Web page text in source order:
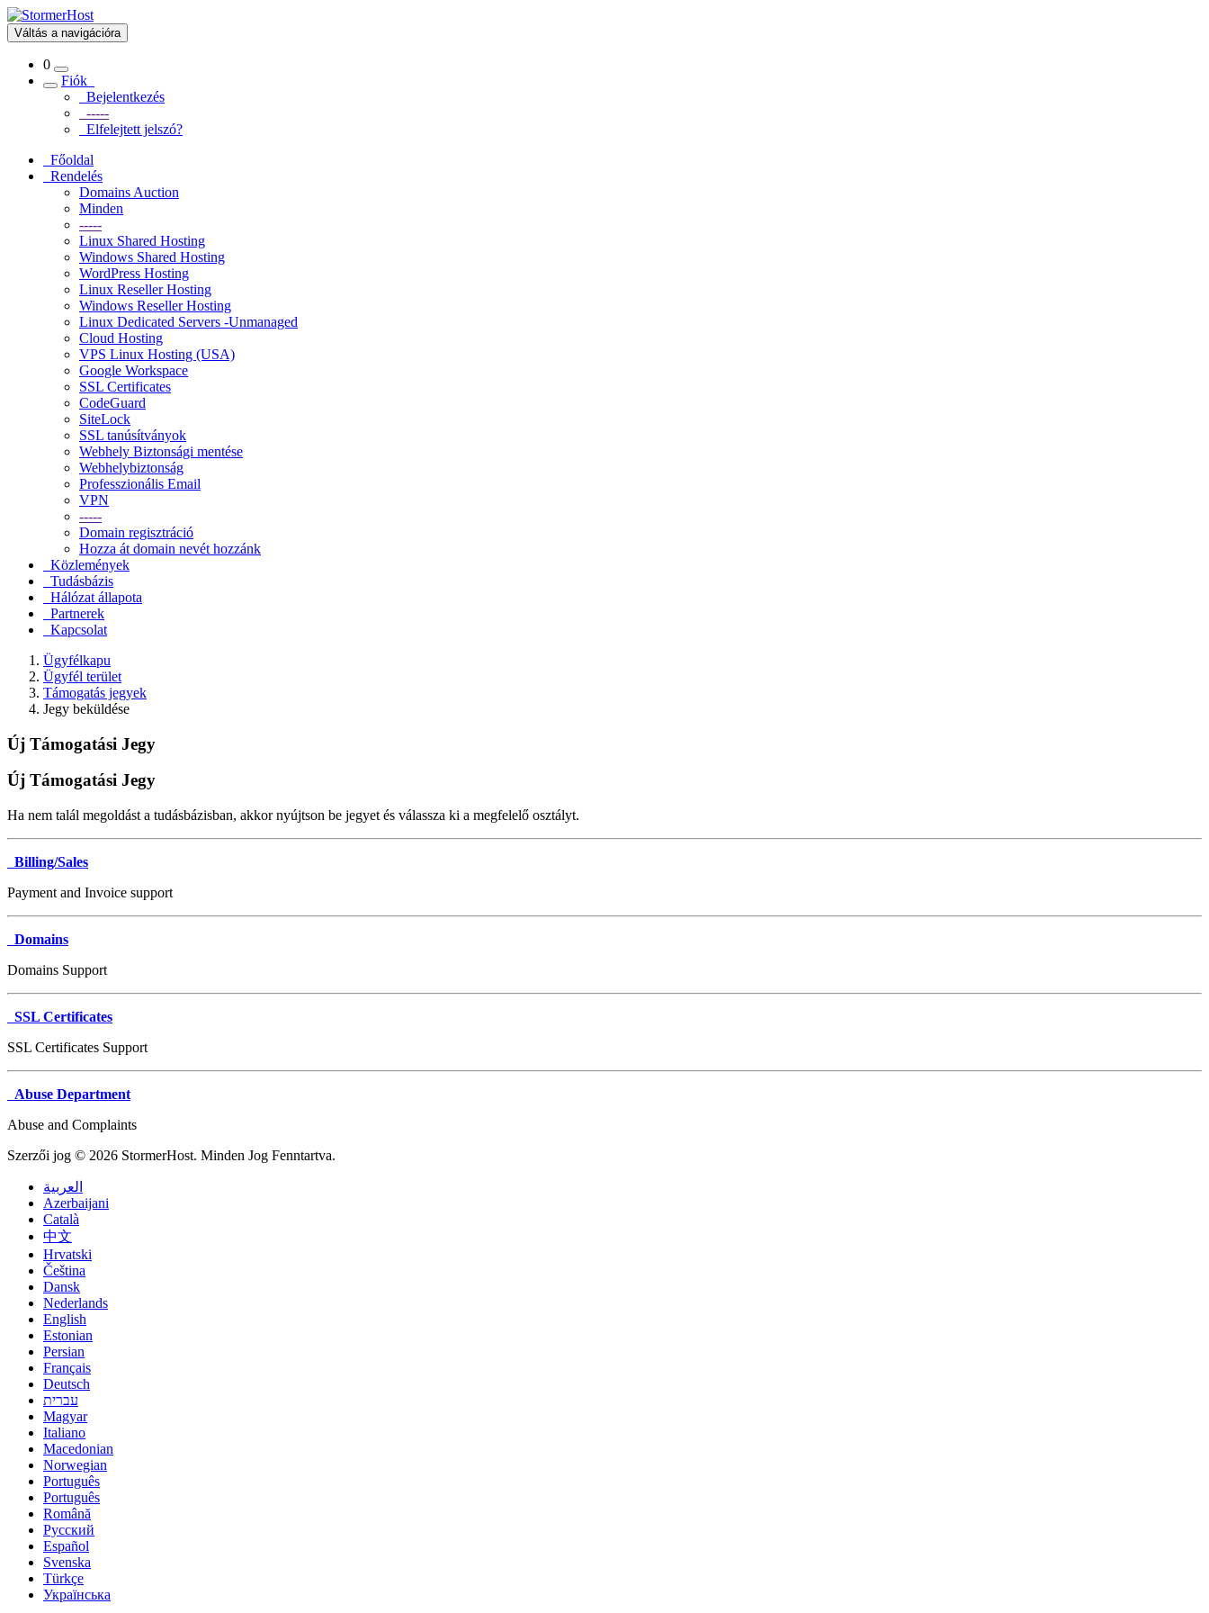
Váltás a navigációra
0
Fiók
Bejelentkezés
-----
Elfelejtett jelszó?
Főoldal
Rendelés
Domains Auction
Minden
-----
Linux Shared Hosting
Windows Shared Hosting
WordPress Hosting
Linux Reseller Hosting
Windows Reseller Hosting
Linux Dedicated Servers -Unmanaged
Cloud Hosting
VPS Linux Hosting (USA)
Google Workspace
SSL Certificates
CodeGuard
SiteLock
SSL tanúsítványok
Webhely Biztonsági mentése
Webhelybiztonság
Professzionális Email
VPN
-----
Domain regisztráció
Hozza át domain nevét hozzánk
Közlemények
Tudásbázis
Hálózat állapota
Partnerek
Kapcsolat
Ügyfélkapu
Ügyfél terület
Támogatás jegyek
Jegy beküldése
Új Támogatási Jegy
Új Támogatási Jegy
Ha nem talál megoldást a tudásbázisban, akkor nyújtson be jegyet és válassza ki a megfelelő osztályt.
Billing/Sales
Payment and Invoice support
Domains
Domains Support
SSL Certificates
SSL Certificates Support
Abuse Department
Abuse and Complaints
Szerzői jog © 2026 StormerHost. Minden Jog Fenntartva.
العربية
Azerbaijani
Català
中文
Hrvatski
Čeština
Dansk
Nederlands
English
Estonian
Persian
Français
Deutsch
עברית
Magyar
Italiano
Macedonian
Norwegian
Português
Português
Română
Русский
Español
Svenska
Türkçe
Українська